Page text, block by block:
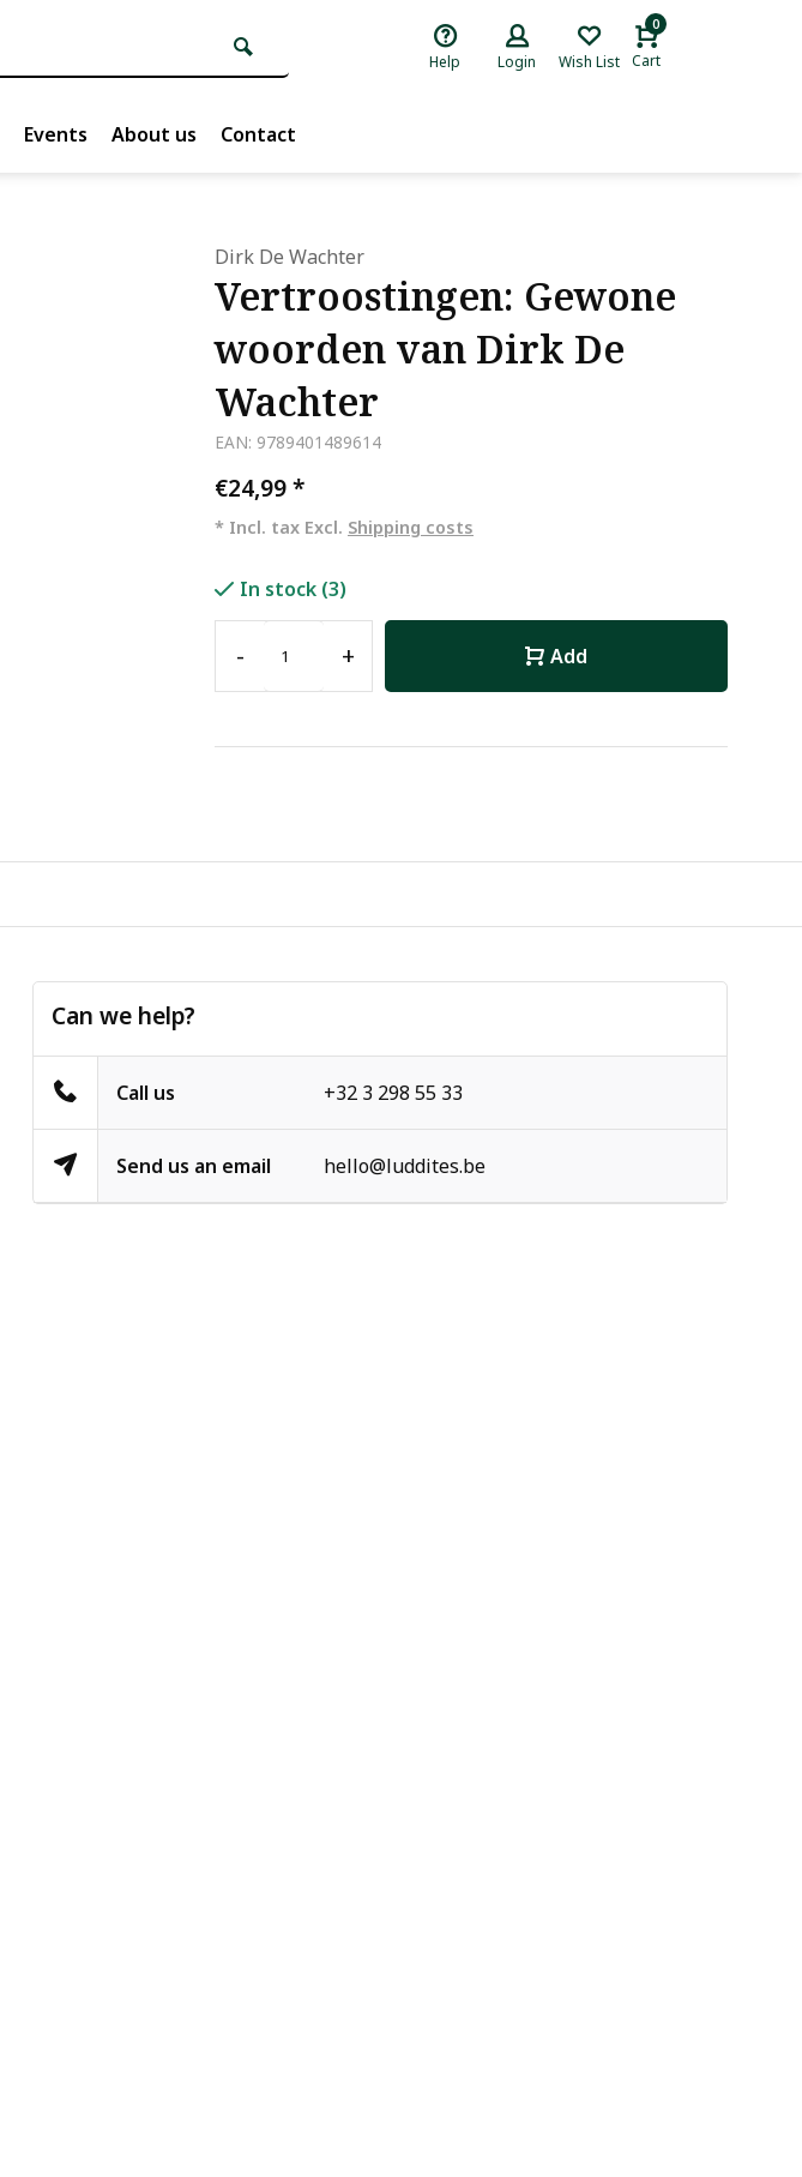
Help Login Wish List
0
Cart
Events About us Contact
Dirk De Wachter
Vertroostingen: Gewone
woorden van Dirk De
Wachter
EAN: 9789401489614
€24,99*
* Incl. tax Excl. Shipping costs
In stock (3)
- + Add
Can we help?
Call us +32 3 298 55 33
Send us an email hello@luddites.be